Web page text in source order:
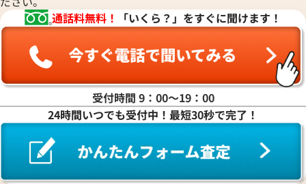
マ行
ヤ行
ワ行
通話料無料！
「いくら？」をすぐに聞けます！
受付時間 9：00〜19：00
24時間いつでも受付中！最短30秒で完了！